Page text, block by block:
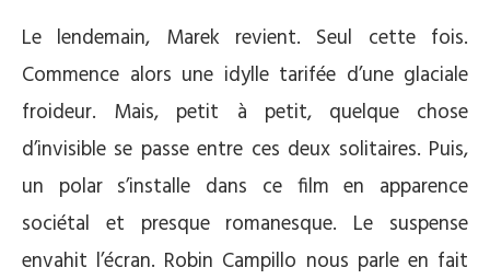
Le lendemain, Marek revient. Seul cette fois.
Commence alors une idylle tarifée d’une glaciale
froideur. Mais, petit à petit, quelque chose
d’invisible se passe entre ces deux solitaires. Puis,
un polar s’installe dans ce film en apparence
sociétal et presque romanesque. Le suspense
envahit l’écran. Robin Campillo nous parle en fait